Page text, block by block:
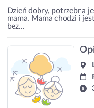
Dzień dobry, potrzebna
mama. Mama chodzi i
bez...